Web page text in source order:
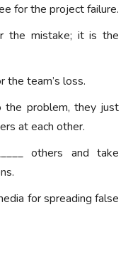
for the project failure.
the mistake; it is the
the team’s loss.
the problem, they just
at each other.
others and take
for spreading false